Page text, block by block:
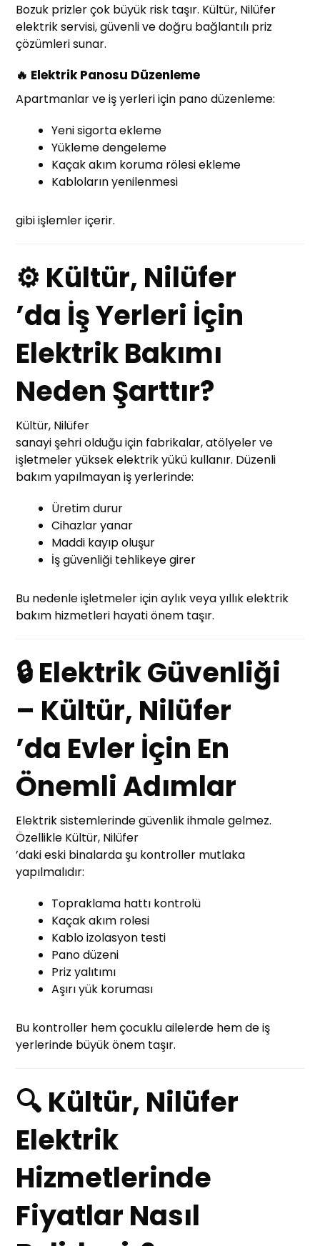
Bozuk prizler çok büyük risk taşır. Kültür, Nilüfer
elektrik servisi, güvenli ve doğru bağlantılı priz
çözümleri sunar.
🔥 Elektrik Panosu Düzenleme
Apartmanlar ve iş yerleri için pano düzenleme:
Yeni sigorta ekleme
Yükleme dengeleme
Kaçak akım koruma rölesi ekleme
Kabloların yenilenmesi
gibi işlemler içerir.
⚙ Kültür, Nilüfer
’da İş Yerleri İçin
Elektrik Bakımı
Neden Şarttır?
Kültür, Nilüfer
sanayi şehri olduğu için fabrikalar, atölyeler ve
işletmeler yüksek elektrik yükü kullanır. Düzenli
bakım yapılmayan iş yerlerinde:
Üretim durur
Cihazlar yanar
Maddi kayıp oluşur
İş güvenliği tehlikeye girer
Bu nedenle işletmeler için aylık veya yıllık elektrik
bakım hizmetleri hayati önem taşır.
🔒 Elektrik Güvenliği
– Kültür, Nilüfer
’da Evler İçin En
Önemli Adımlar
Elektrik sistemlerinde güvenlik ihmale gelmez.
Özellikle Kültür, Nilüfer
’daki eski binalarda şu kontroller mutlaka
yapılmalıdır:
Topraklama hattı kontrolü
Kaçak akım rolesi
Kablo izolasyon testi
Pano düzeni
Priz yalıtımı
Aşırı yük koruması
Bu kontroller hem çocuklu ailelerde hem de iş
yerlerinde büyük önem taşır.
🔍 Kültür, Nilüfer
Elektrik
Hizmetlerinde
Fiyatlar Nasıl